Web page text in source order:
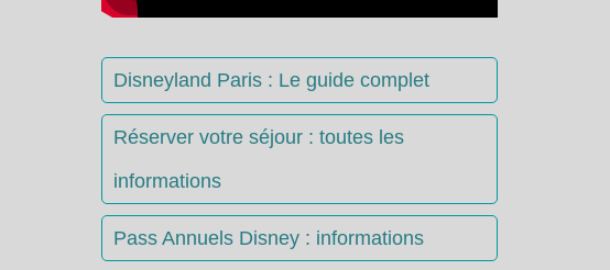
Disneyland Paris : Le guide complet
Réserver votre séjour : toutes les
informations
Pass Annuels Disney : informations